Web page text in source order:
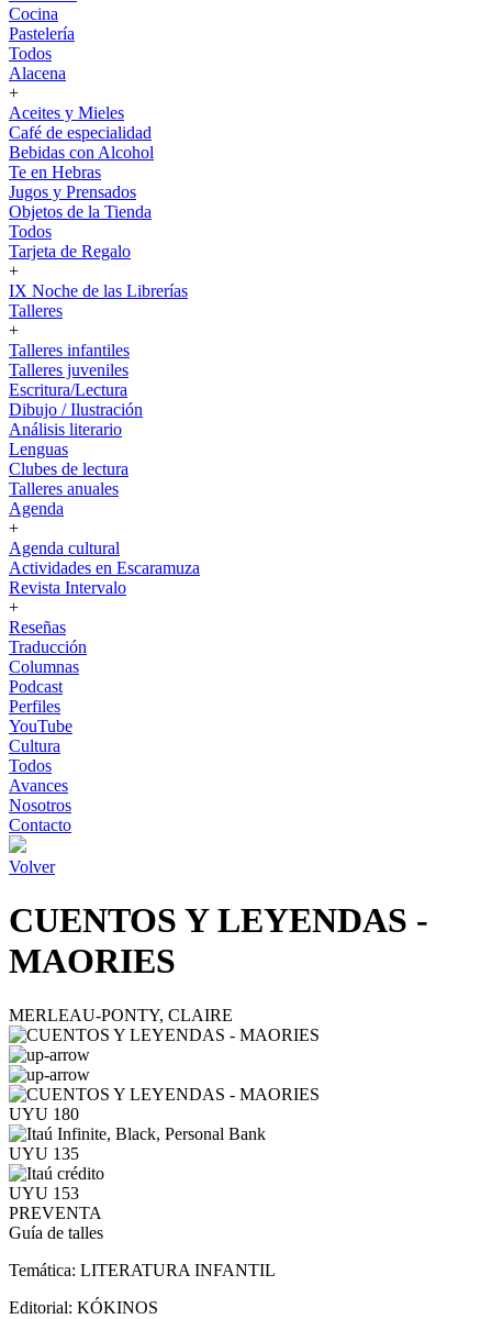
Cocina
Pastelería
Todos
Alacena
+
Aceites y Mieles
Café de especialidad
Bebidas con Alcohol
Te en Hebras
Jugos y Prensados
Objetos de la Tienda
Todos
Tarjeta de Regalo
+
IX Noche de las Librerías
Talleres
+
Talleres infantiles
Talleres juveniles
Escritura/Lectura
Dibujo / Ilustración
Análisis literario
Lenguas
Clubes de lectura
Talleres anuales
Agenda
+
Agenda cultural
Actividades en Escaramuza
Revista Intervalo
+
Reseñas
Traducción
Columnas
Podcast
Perfiles
YouTube
Cultura
Todos
Avances
Nosotros
Contacto
Volver
CUENTOS Y LEYENDAS -
MAORIES
MERLEAU-PONTY, CLAIRE
UYU 180
UYU 135
UYU 153
PREVENTA
Guía de talles
Temática: LITERATURA INFANTIL
Editorial: KÓKINOS